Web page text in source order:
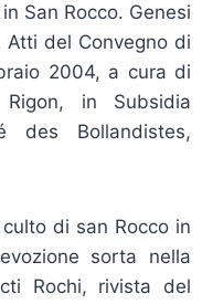
San Rocco. Genesi
del Convegno di
2004, a cura di
in Subsidia
des Bollandistes,
di san Rocco in
sorta nella
Rochi, rivista del